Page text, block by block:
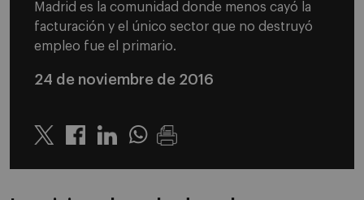
Madrid es la comunidad donde menos cayó la
facturación y el único sector que no destruyó
empleo fue el primario.
24 de noviembre de 2016
Twitter LinkedinWhatsapp